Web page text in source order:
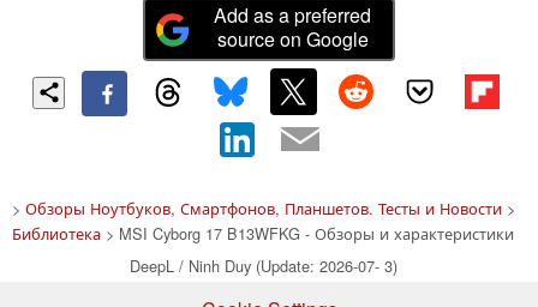
Add as a preferred
source on Google
> Обзоры Ноутбуков, Смартфонов, Планшетов. Тесты и Новости>
Библиотека > MSI Cyborg 17 B13WFKG - Обзоры и характеристики
DeepL / Ninh Duy (Update: 2026-07- 3)